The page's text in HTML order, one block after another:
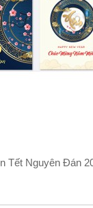
Tết Nguyên Đán